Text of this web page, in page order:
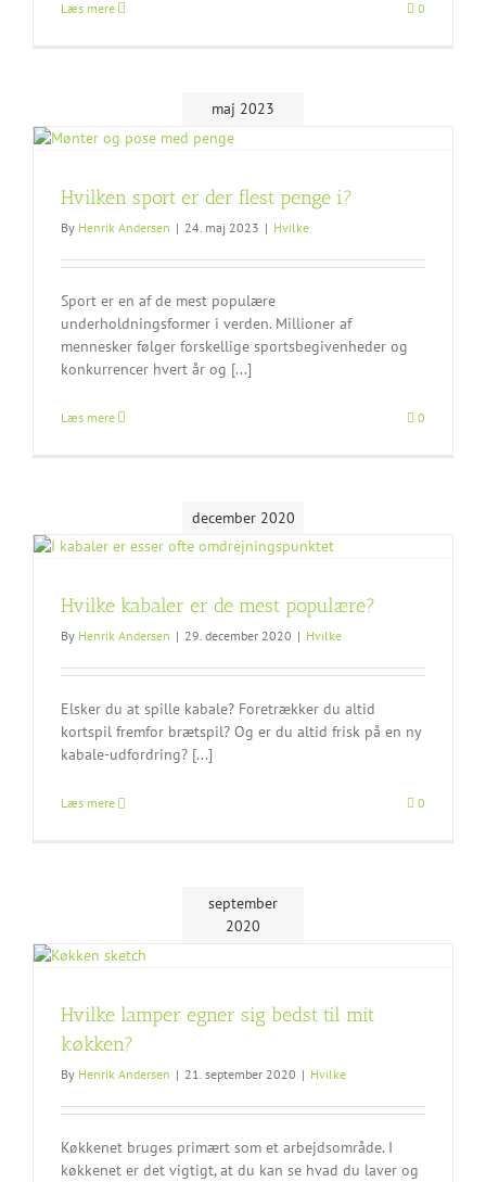
Læs mere 0
maj 2023
Hvilken sport er der flest penge i?
By Henrik Andersen | 24. maj 2023 | Hvilke
Sport er en af ​​de mest populære
underholdningsformer i verden. Millioner af
mennesker følger forskellige sportsbegivenheder og
konkurrencer hvert år og [...]
Læs mere 0
december 2020
Hvilke kabaler er de mest populære?
By Henrik Andersen | 29. december 2020 | Hvilke
Elsker du at spille kabale? Foretrækker du altid
kortspil fremfor brætspil? Og er du altid frisk på en ny
kabale-udfordring? [...]
Læs mere 0
september
2020
Hvilke lamper egner sig bedst til mit
køkken?
By Henrik Andersen | 21. september 2020 | Hvilke
Køkkenet bruges primært som et arbejdsområde. I
køkkenet er det vigtigt, at du kan se hvad du laver og